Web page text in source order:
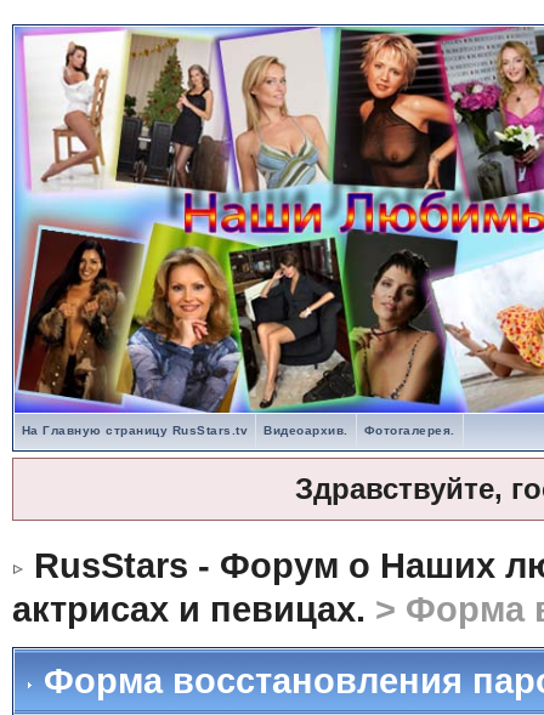
На Главную страницу RusStars.tv Видеоархив. Фотогалерея.
Здравствуйте,
RusStars - Форум о Наших
актрисах и певицах. > Форма
Форма восстановления